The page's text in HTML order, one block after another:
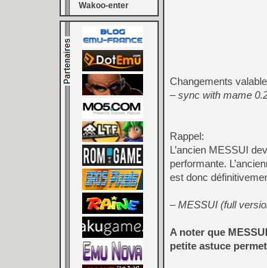
Wakoo-enter
Changements
– sync with mame
Rappel:
L’ancien MESSUI
performante.
est donc
– MESSUI (full
A noter que
petite astuce